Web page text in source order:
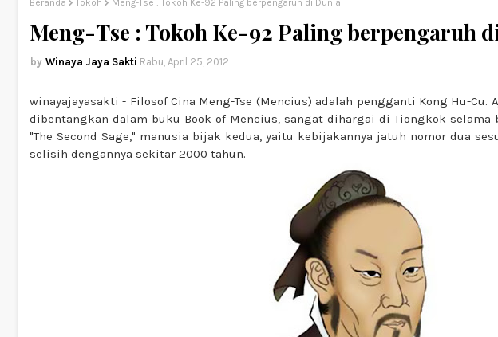
Beranda Tokoh Meng-Tse : Tokoh Ke-92 Paling berpengaruh di Dunia
Meng-Tse : Tokoh Ke-92 Paling berpengaruh
Winaya Jaya Sakti Rabu, April 25, 2012
winayajayasakti - Filosof Cina Meng-Tse (Mencius) adalah pengganti Kong Hu-Cu.
dibentangkan dalam buku Book of Mencius, sangat dihargai di Tiongkok selama
"The Second Sage," manusia bijak kedua, yaitu kebijakannya jatuh nomor dua
selisih dengannya sekitar 2000 tahun.